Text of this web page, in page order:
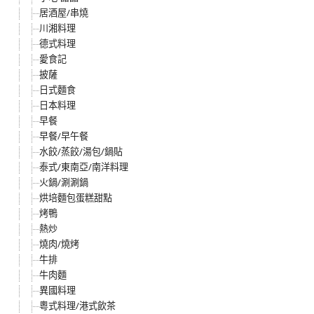
居酒屋/串燒
川湘料理
德式料理
愛食記
披薩
日式麵食
日本料理
早餐
早餐/早午餐
水餃/蒸餃/湯包/鍋貼
泰式/東南亞/南洋料理
火鍋/涮涮鍋
烘培麵包蛋糕甜點
烤鴨
熱炒
燒肉/燒烤
牛排
牛肉麵
異國料理
粵式料理/港式飲茶